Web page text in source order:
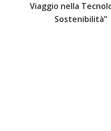
Viaggio nella
Sostenibilità”